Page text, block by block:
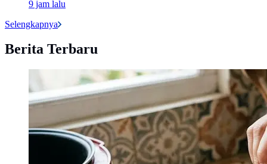
9 jam lalu
Selengkapnya
Berita Terbaru